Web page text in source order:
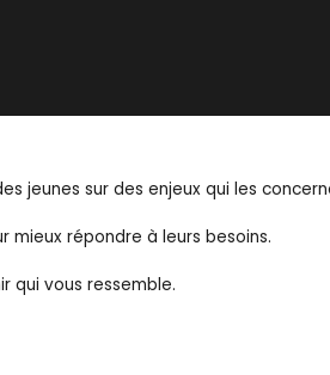
jeunes sur des enjeux qui les
mieux répondre à leurs besoins.
qui vous ressemble.